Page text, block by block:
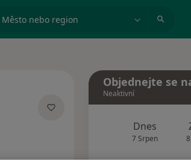
Město nebo region
Objednejte se
Neaktivní
Dnes
7 Srpen